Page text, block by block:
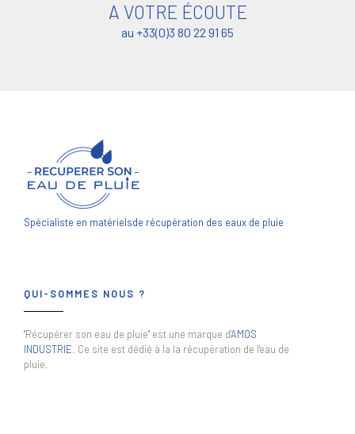
A VOTRE ÉCOUTE
au +33(0)3 80 22 91 65
Spécialiste en matérielsde récupération des eaux de pluie
QUI-SOMMES NOUS ?
"Récupérer son eau de pluie" est une marque d'AMOS
INDUSTRIE . Ce site est dédié à la la récupération de l'eau de
pluie.